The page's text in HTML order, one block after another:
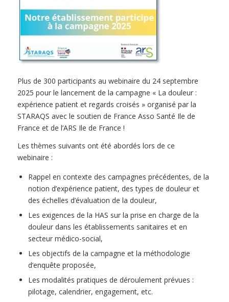
Plus de 300 participants au webinaire du 24 septembre
2025 pour le lancement de la campagne « La douleur :
expérience patient et regards croisés » organisé par la
STARAQS avec le soutien de France Asso Santé Ile de
France et de l’ARS Ile de France !
Les thèmes suivants ont été abordés lors de ce
webinaire :
Rappel en contexte des campagnes précédentes, de la
notion d’expérience patient, des types de douleur et
des échelles d’évaluation de la douleur,
Les exigences de la HAS sur la prise en charge de la
douleur dans les établissements sanitaires et en
secteur médico-social,
Les objectifs de la campagne et la méthodologie
d’enquête proposée,
Les modalités pratiques de déroulement prévues :
pilotage, calendrier, engagement, etc.